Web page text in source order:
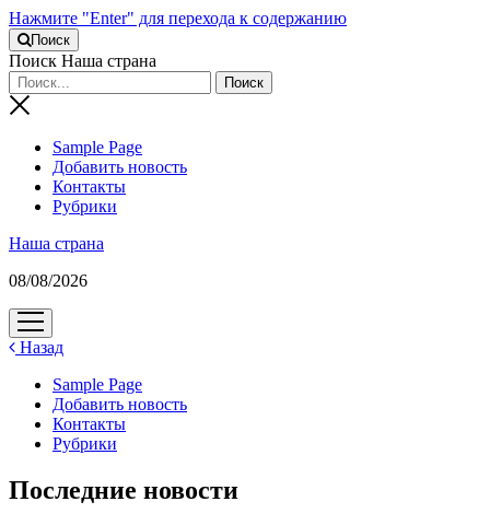
Нажмите "Enter" для перехода к содержанию
Поиск
Поиск Наша страна
Sample Page
Добавить новость
Контакты
Рубрики
Наша страна
08/08/2026
открыть
меню
Назад
Sample Page
Добавить новость
Контакты
Рубрики
Последние новости